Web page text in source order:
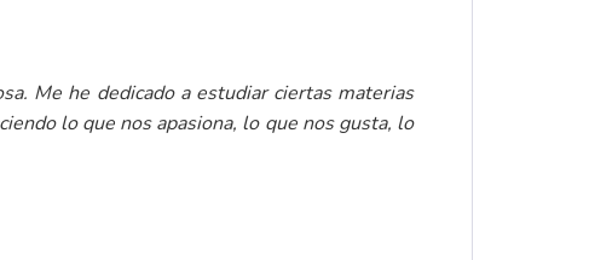
Me he dedicado a estudiar ciertas materias
lo que nos apasiona, lo que nos gusta, lo